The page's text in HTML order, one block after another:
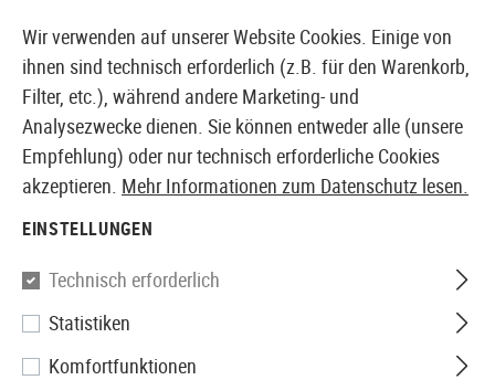
EUROPÄISCHER AIRSOFT SHOP & GROßHÄNDLER
LCT
Magazin LCK74 Lowcap 70rds
Wir verwenden auf unserer Website Cookies. Einige von
ihnen sind technisch erforderlich (z.B. für den Warenkorb,
Filter, etc.), während andere Marketing- und
Analysezwecke dienen. Sie können entweder alle (unsere
Empfehlung) oder nur technisch erforderliche Cookies
akzeptieren. Mehr Informationen zum Datenschutz lesen.
EINSTELLUNGEN
Technisch erforderlich
Statistiken
Komfortfunktionen